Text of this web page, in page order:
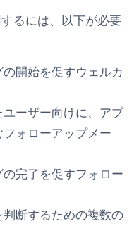
るには、以下が必要
開始を促すウェルカ
ーザー向けに、アプ
ォローアップメー
完了を促すフォロー
断するための複数の